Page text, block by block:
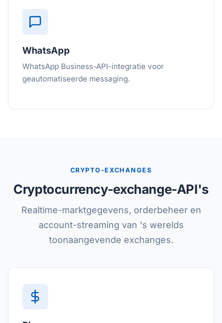
WhatsApp
WhatsApp Business-API-integratie voor
geautomatiseerde messaging.
CRYPTO-EXCHANGES
Cryptocurrency-exchange-API's
Realtime-marktgegevens, orderbeheer en
account-streaming van 's werelds
toonaangevende exchanges.